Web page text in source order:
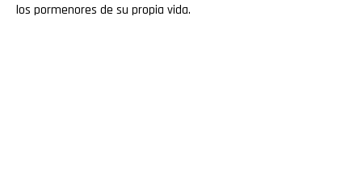
los pormenores de su propia vida.
Whatsapp